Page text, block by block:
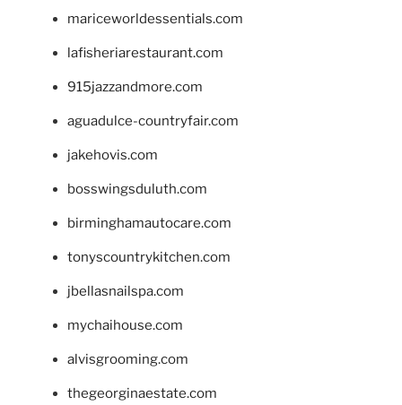
mariceworldessentials.com
lafisheriarestaurant.com
915jazzandmore.com
aguadulce-countryfair.com
jakehovis.com
bosswingsduluth.com
birminghamautocare.com
tonyscountrykitchen.com
jbellasnailspa.com
mychaihouse.com
alvisgrooming.com
thegeorginaestate.com